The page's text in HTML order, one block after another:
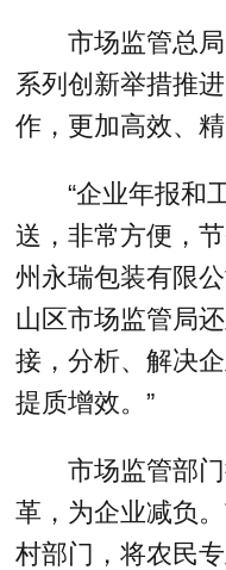
市场监管总局
系列创新举措推
作，更加高效、
“企业年报和工
送，非常方便，
州永瑞包装有限
山区市场监管局
接，分析、解决
提质增效。”
市场监管部门
革，为企业减负
村部门，将农民